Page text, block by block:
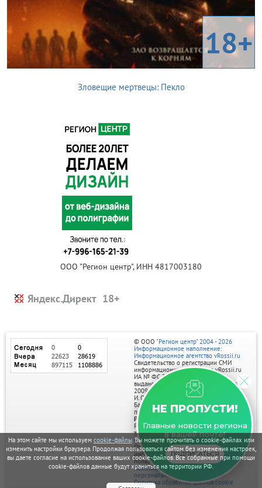
На этом сайте мы используем cookie-файлы. Вы можете прочитать о cookie-файлах или
изменить настройки браузера. Продолжая пользоваться сайтом без изменения настроек,
вы даете согласие на использование ваших cookie-файлов. Все собранные при помощи
cookie-файлов данные будут храниться на территории РФ.
18+
Зловещие мертвецы: Пекло
ООО "Регион центр", ИНН 4817003180
Яндекс.Директ
НЕ ПРОПУСТИ!
Главные новости региона
в вашей почте!
ПОДПИСАТЬСЯ
© ООО "Регион центр" 2004 - 2026
Информационное наполнение:
Информационное агентство vRossii.ru
Свидетельство о регистрации СМИ
информационного агентства vRossii.ru
ИА № ФС 77‑35502
выдано РОСКОМНАДЗОРом 04 марта
2009г.
И. О. Главного редактора Нарыков А. Н.
Баннеры на портале размещаются на
правах рекламы.
Реклама на портале:
Рекламное агентство "Умный маркетинг"
тел. 7-910-267-70-40,
email: umnyy.marketing@yandex.ru
Отдельные публикации могут содержать
информацию, не предназначенную для
пользователей до 18 лет.
Политика в отношении обработки
персональных данных
Политика обработки файлов cookie